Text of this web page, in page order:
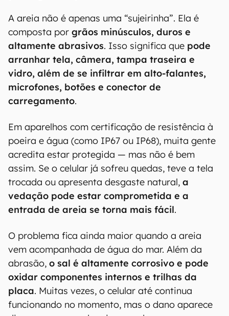
A areia não é apenas uma “sujeirinha”. Ela é
composta por grãos minúsculos, duros e
altamente abrasivos. Isso significa que pode
arranhar tela, câmera, tampa traseira e
vidro, além de se infiltrar em alto-falantes,
microfones, botões e conector de
carregamento.
Em aparelhos com certificação de resistência à
poeira e água (como IP67 ou IP68), muita gente
acredita estar protegida — mas não é bem
assim. Se o celular já sofreu quedas, teve a tela
trocada ou apresenta desgaste natural, a
vedação pode estar comprometida e a
entrada de areia se torna mais fácil.
O problema fica ainda maior quando a areia
vem acompanhada de água do mar. Além da
abrasão, o sal é altamente corrosivo e pode
oxidar componentes internos e trilhas da
placa. Muitas vezes, o celular até continua
funcionando no momento, mas o dano aparece